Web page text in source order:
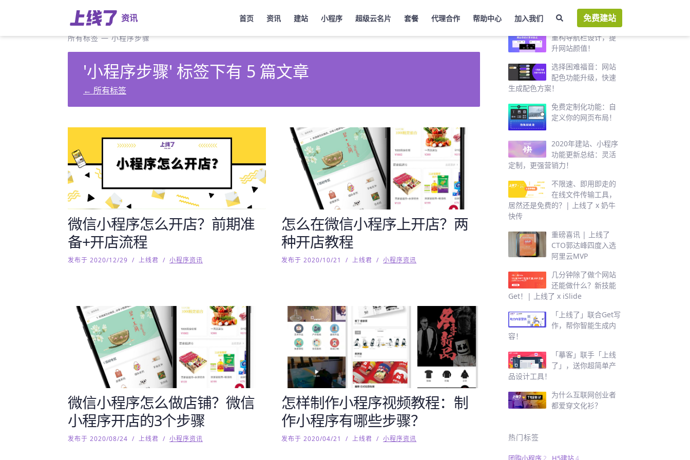
资讯 首页 资讯 建站 小程序 超级云名片 套餐 代理合作 帮助中心 加入我们 免费建站
所有标签—小程序步骤
'小程序步骤' 标签下有 5 篇文章
← 所有标签
微信小程序怎么开店？前期准
备+开店流程
发布于 2020/12/29 / 上线君 / 小程序资讯
怎么在微信小程序上开店？两
种开店教程
发布于 2020/10/21 /上线君 /小程序资讯
微信小程序怎么做店铺？微信
小程序开店的3个步骤
发布于 2020/08/24 / 上线君 / 小程序资讯
怎样制作小程序视频教程：制
作小程序有哪些步骤？
发布于 2020/04/21 /上线君 /小程序资讯
热门推荐
重构导航栏设计，提
升网站颜值！
选择困难福音：网站
配色功能升级，快速
生成配色方案！
免费定制化功能：自
定义你的网页布局！
2020年建站、小程序
功能更新总结：灵活
定制，更强营销力！
不限速、即用即走的
在线文件传输工具，
居然还是免费的？| 上线了 x 奶牛
快传
重磅喜讯 | 上线了
CTO郭达峰四度入选
阿里云MVP
几分钟除了做个网站
还能做什么？新技能
Get！| 上线了 x iSlide
「上线了」联合Get写
作，帮你智能生成内
容！
「摹客」联手「上线
了」，送你超简单产
品设计工具！
为什么互联网创业者
都爱穿文化衫？
热门标签
团购小程序 2 H5建站 4